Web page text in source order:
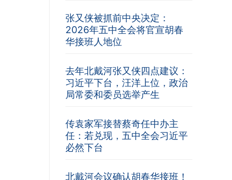
张又侠被抓前中央决定：
2026年五中全会将官宣胡春
华接班人地位
去年北戴河张又侠四点建议：
习近平下台，汪洋上位，政治
局常委和委员选举产生
传袁家军接替蔡奇任中办主
任：若兑现，五中全会习近平
必然下台
北戴河会议确认胡春华接班！